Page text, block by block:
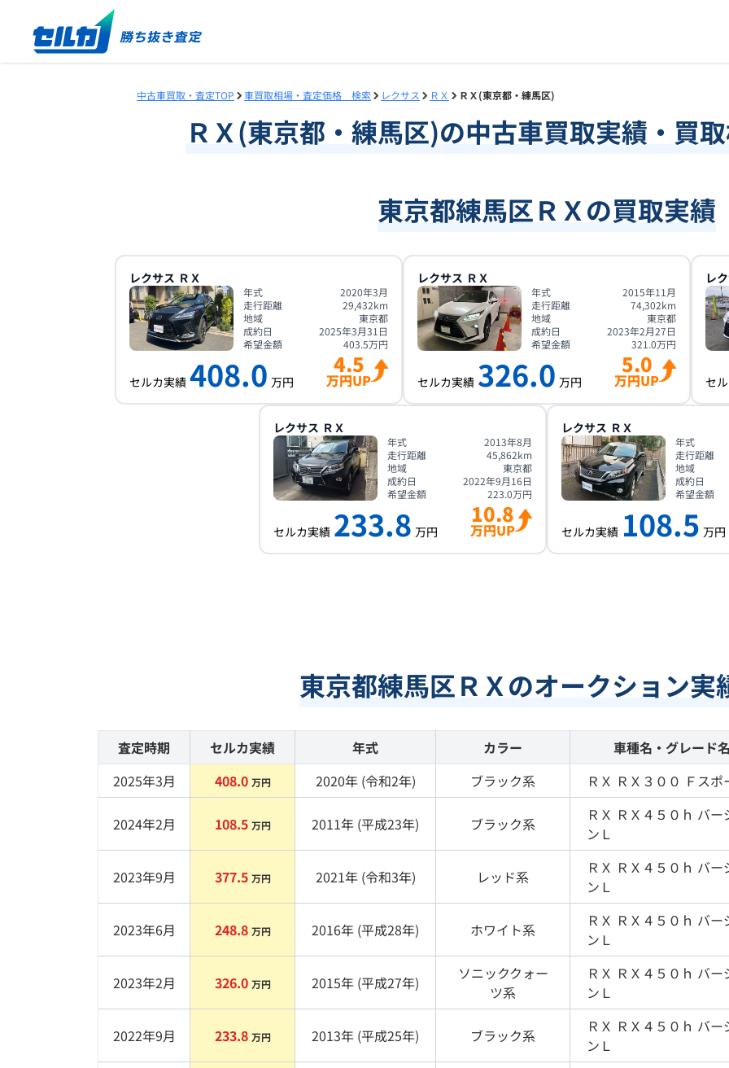
中古車買取・査定TOP 車買取相場・査定価格 検索 レクサス ＲＸ ＲＸ(東京都・練馬区)
ＲＸ(東京都 ・ 練馬区)の中古車買取実績・買
東京都練馬区ＲＸの買取実績
レクサス ＲＸ
年式
2020年3月
走行距離
29,432km
地域
東京都
成約日
2025年3月31日
希望金額
403.5万円
セルカ実績 408.0 万円
4.5
万円UP
レクサス ＲＸ
年式
2015年11月
走行距離
74,302km
地域
東京都
成約日
2023年2月27日
希望金額
321.0万円
セルカ実績 326.0 万円
5.0
万円UP
レ
セ
レクサス ＲＸ
年式
2013年8月
走行距離
45,862km
地域
東京都
成約日
2022年9月16日
希望金額
223.0万円
セルカ実績 233.8 万円
10.8
万円UP
レクサス ＲＸ
年式
走行距離
地域
成約日
希望金額
セルカ実績 108.5 万円
東京都練馬区ＲＸのオークション実
査定時期 セルカ実績 年式 カラー 車種名・グレード名
2025年3月
408.0 万円 2020年 (令和2年) ブラック系 ＲＸ ＲＸ３００ Ｆスポ
2024年2月 108.5 万円 2011年 (平成23年) ブラック系 ＲＸ ＲＸ４５０ｈ バー
ンＬ
2023年9月 377.5 万円 2021年 (令和3年) レッド系 ＲＸ ＲＸ４５０ｈ バー
ンＬ
2023年6月 248.8 万円 2016年 (平成28年) ホワイト系 ＲＸ ＲＸ４５０ｈ バー
ンＬ
2023年2月 326.0 万円 2015年 (平成27年)
ソニッククォー
ツ系
ＲＸ ＲＸ４５０ｈ バー
ンＬ
2022年9月 233.8 万円 2013年 (平成25年) ブラック系 ＲＸ ＲＸ４５０ｈ バー
ンＬ